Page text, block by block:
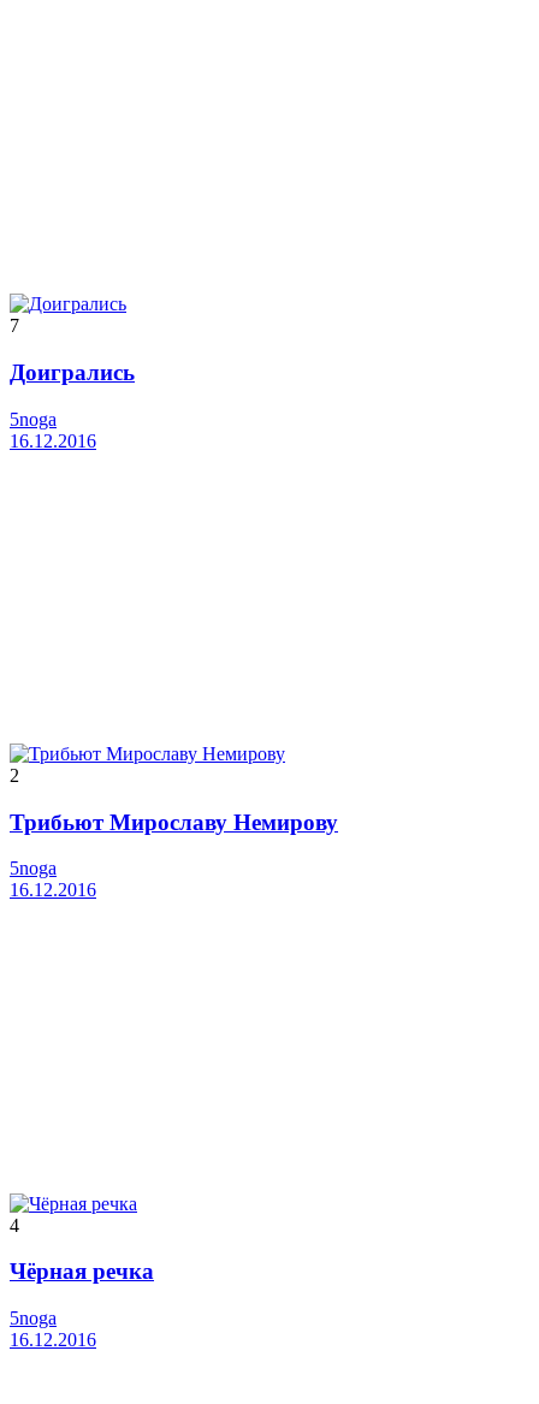
7
Доигрались
5noga
16.12.2016
2
Трибьют Мирославу Немирову
5noga
16.12.2016
4
Чёрная речка
5noga
16.12.2016